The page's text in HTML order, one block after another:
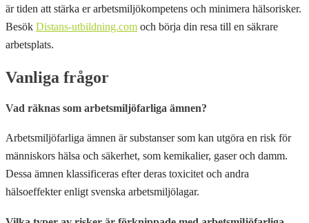
är tiden att stärka er arbetsmiljökompetens och minimera hälsorisker.
Besök Distans-utbildning.com och börja din resa till en säkrare
arbetsplats.
Vanliga frågor
Vad räknas som arbetsmiljöfarliga ämnen?
Arbetsmiljöfarliga ämnen är substanser som kan utgöra en risk för
människors hälsa och säkerhet, som kemikalier, gaser och damm.
Dessa ämnen klassificeras efter deras toxicitet och andra
hälsoeffekter enligt svenska arbetsmiljölagar.